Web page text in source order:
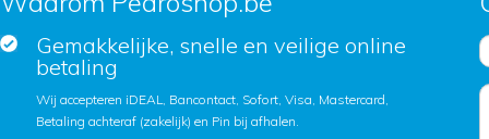
Gemakkelijke, snelle en veilige online
betaling
Wij accepteren iDEAL, Bancontact, Sofort, Visa, Mastercard,
Betaling achteraf (zakelijk) en Pin bij afhalen.